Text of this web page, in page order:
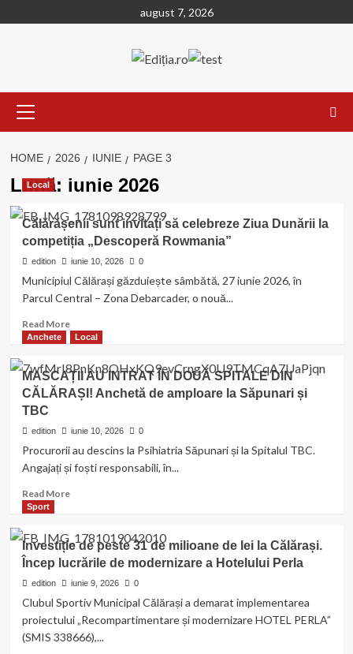
to
august 7, 2026
Menu
HOME 2026 IUNIE PAGE 3
Lună: iunie 2026
Local
Călărășenii sunt invitați să celebreze Ziua Dunării la
competiția „Descoperă Rowmania”
edition iunie 10, 2026 0
Municipiul Călărași găzduiește sâmbătă, 27 iunie 2026, în
Parcul Central – Zona Debarcader, o nouă...
Read MoreRead
more
Călărășenii
sunt
invitați
celebreze
Dunării
la
Anchete Local
MASCAȚII AU INTRAT ÎN DOUĂ SPITALE DIN
CĂLĂRAȘI! Anchetă de amploare la Săpunari și
TBC
edition iunie 10, 2026 0
Procurorii au descins la Psihiatria Săpunari și la Spitalul TBC.
Angajați și foști responsabili, în...
Read MoreRead
MASCAȚII
AU
INTRAT
ÎN
DOUĂ
DIN
CĂLĂRAȘI!
Sport
Investiție de peste 31 de milioane de lei la Călărași.
Încep lucrările de modernizare a Hotelului Perla
edition iunie 9, 2026 0
Clubul Sportiv Municipal Călărași a demarat implementarea
proiectului „Recompartimentare și modernizare HOTEL PERLA”
(SMIS 338666),...